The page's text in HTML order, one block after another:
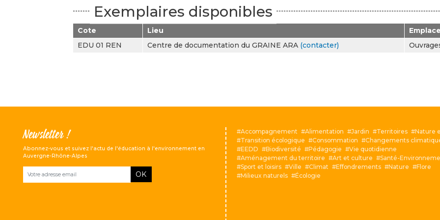
Exemplaires disponibles
Cote Lieu
EDU 01 REN
Centre de documentation du GRAINE ARA (contacter)
Newsletter !
Abonnez-vous et suivez l'actu de l'éducation à l'environnement en
Auvergne-Rhône-Alpes
OK
Accompagnement Alimentation Jardin Territoires Nature
Transition écologique
Consommation Changements
EEDD
Biodiversité Pédagogie
Vie quotidienne
Aménagement du territoire
Art et culture
Santé-
Sport et loisirs
Ville Climat Effondrements Nature
Flore
Milieux naturels
Écologie